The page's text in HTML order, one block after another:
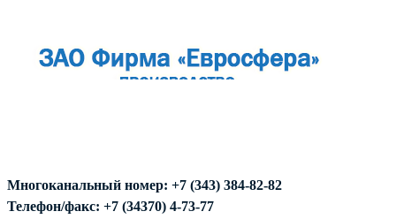
Многоканальный номер: +7 (343) 384-82-82
Телефон/факс: +7 (34370) 4-73-77